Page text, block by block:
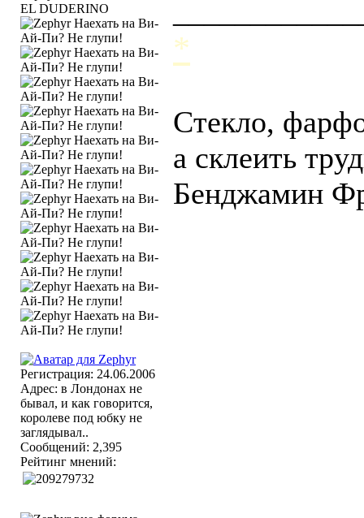
EL DUDERINO
Регистрация: 24.06.2006
Адрес: в Лондонах не
бывал, и как говорится,
королеве под юбку не
заглядывал..
Сообщений: 2,395
Рейтинг мнений:
*
Стекло,
а склеить
Бенджамин